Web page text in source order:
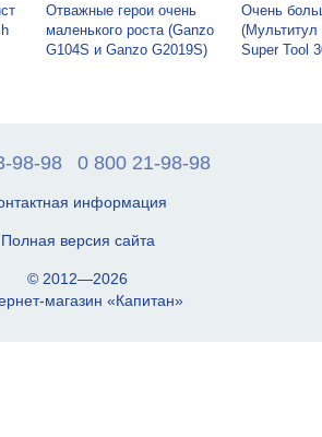
Отважные герои очень
маленького роста (Ganzo
G104S и Ganzo G2019S)
Очень
(Мультитул
Super Tool
98-98 0 800 21-98-98
информация
Полная версия сайта
© 2012—2026
магазин «Капитан»